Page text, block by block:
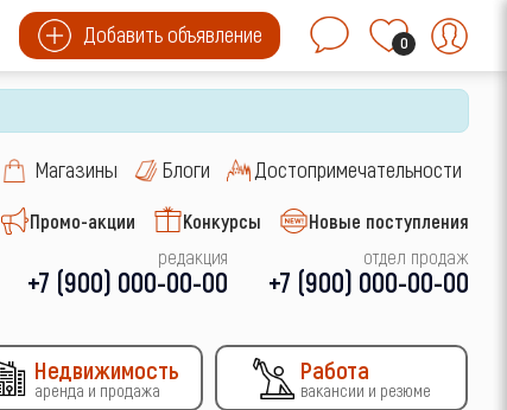
Добавить объявление 0
Магазины Блоги Достопримечательности
Промо-акции Конкурсы
Новые поступления
редакция
+7 (900) 000-00-00
отдел продаж
+7 (900) 000-00-00
Недвижимость
аренда и продажа
Работа
вакансии и резюме